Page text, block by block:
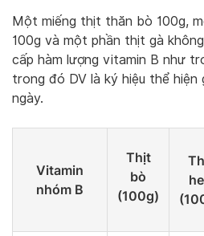
Một miếng thịt thăn bò 100g,
100g và một phần thịt gà
cấp hàm lượng vitamin B như
trong đó DV là ký hiệu thể hiện
ngày.
Vitamin
nhóm B
Thịt
bò
(100g)